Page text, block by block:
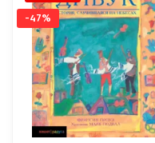
-47%